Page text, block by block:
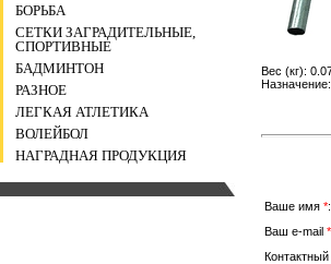
БОРЬБА
СЕТКИ ЗАГРАДИТЕЛЬНЫЕ,
СПОРТИВНЫЕ
БАДМИНТОН
РАЗНОЕ
ЛЕГКАЯ АТЛЕТИКА
ВОЛЕЙБОЛ
НАГРАДНАЯ ПРОДУКЦИЯ
Вес (кг):
Ваше имя *:
Ваш e-mail *